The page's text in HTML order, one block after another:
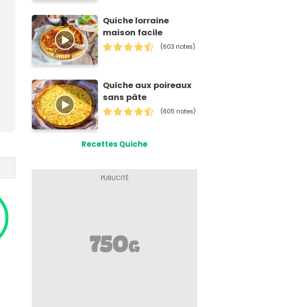
Quiche lorraine
maison facile
(603 notes)
Quiche aux poireaux
sans pâte
(605 notes)
Recettes Quiche